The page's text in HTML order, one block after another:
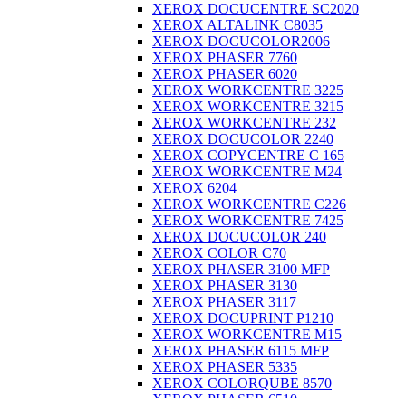
XEROX DOCUCENTRE SC2020
XEROX ALTALINK C8035
XEROX DOCUCOLOR2006
XEROX PHASER 7760
XEROX PHASER 6020
XEROX WORKCENTRE 3225
XEROX WORKCENTRE 3215
XEROX WORKCENTRE 232
XEROX DOCUCOLOR 2240
XEROX COPYCENTRE C 165
XEROX WORKCENTRE M24
XEROX 6204
XEROX WORKCENTRE C226
XEROX WORKCENTRE 7425
XEROX DOCUCOLOR 240
XEROX COLOR C70
XEROX PHASER 3100 MFP
XEROX PHASER 3130
XEROX PHASER 3117
XEROX DOCUPRINT P1210
XEROX WORKCENTRE M15
XEROX PHASER 6115 MFP
XEROX PHASER 5335
XEROX COLORQUBE 8570